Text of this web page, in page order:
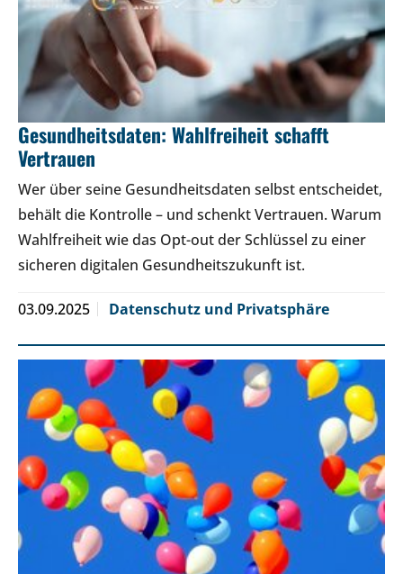
Gesundheitsdaten: Wahlfreiheit schafft
Vertrauen
Wer über seine Gesundheitsdaten selbst entscheidet,
behält die Kontrolle – und schenkt Vertrauen. Warum
Wahlfreiheit wie das Opt-out der Schlüssel zu einer
sicheren digitalen Gesundheitszukunft ist.
03.09.2025 Datenschutz und Privatsphäre